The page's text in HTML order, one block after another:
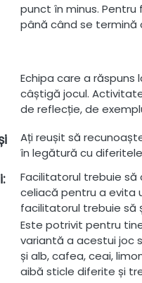
punct în minus.
până când se termină
Echipa care a
câștigă jocul.
de reflecție, de
Ați reușit să
în legătură cu
:
Facilitatorul trebuie
celiacă pentru a evita
facilitatorul trebuie să
Este potrivit pentru
variantă a acestui joc
și alb, cafea, ceai,
aibă sticle diferite și